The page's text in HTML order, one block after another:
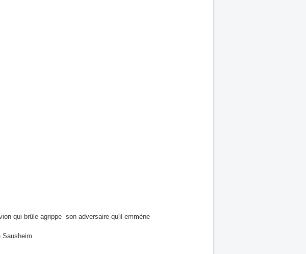
qui brûle agrippe son adversaire qu'il emmène
Sausheim